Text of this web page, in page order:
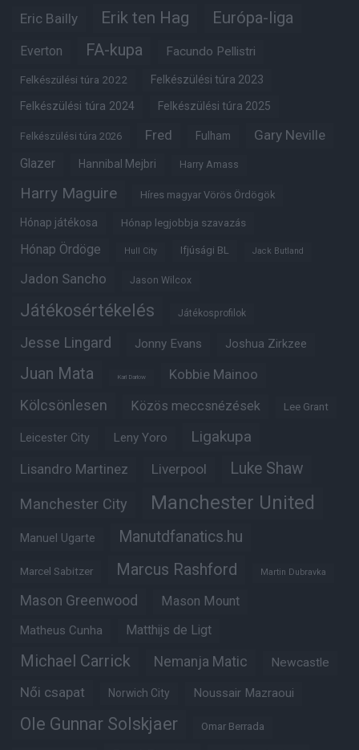
Eric Bailly Erik ten Hag Európa-liga
Everton FA-kupa Facundo Pellistri
Felkészülési túra 2022 Felkészülési túra 2023
Felkészülési túra 2024 Felkészülési túra 2025
Felkészülési túra 2026 Fred Fulham Gary Neville
Glazer Hannibal Mejbri Harry Amass
Harry Maguire Híres magyar Vörös Ördögök
Hónap játékosa Hónap legjobbja szavazás
Hónap Ördöge Hull City Ifjúsági BL Jack Butland
Jadon Sancho Jason Wilcox
Játékosértékelés Játékosprofilok
Jesse Lingard Jonny Evans Joshua Zirkzee
Juan Mata Karl Darlow Kobbie Mainoo
Kölcsönlesen Közös meccsnézések Lee Grant
Leicester City Leny Yoro Ligakupa
Lisandro Martinez Liverpool Luke Shaw
Manchester City Manchester United
Manuel Ugarte Manutdfanatics.hu
Marcel Sabitzer Marcus Rashford Martin Dubravka
Mason Greenwood Mason Mount
Matheus Cunha Matthijs de Ligt
Michael Carrick Nemanja Matic Newcastle
Női csapat Norwich City Noussair Mazraoui
Ole Gunnar Solskjaer Omar Berrada